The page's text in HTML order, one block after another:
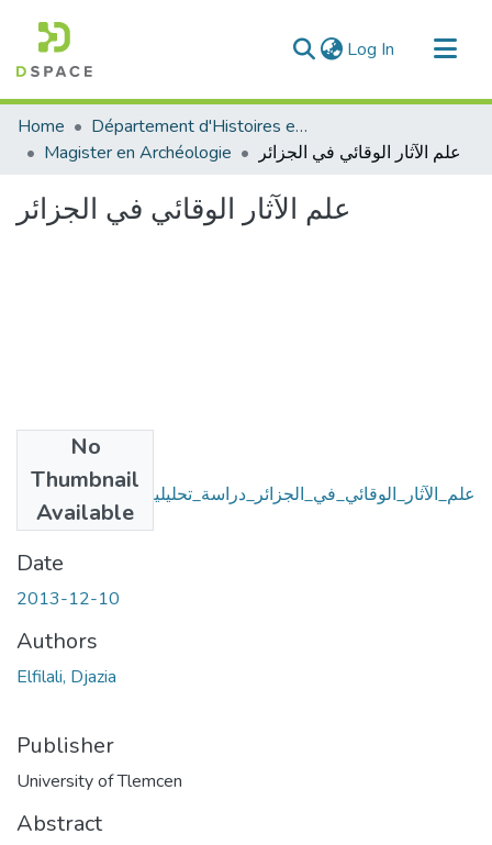
Log In (current)
Communities & Collections
All of DSpace
Home
Département d'Histoires et Arts
Magister en Archéologie
علم الآثار الوقائي في الجزائر
علم الآثار الوقائي في الجزائر
No
Thumbnail
Available
علم_الآثار_الوقائي_في_الجزائر_دراسة_تحليلية_لبوادره_التمهيدية
.pdf(22.89 MB)
Date
2013-12-10
Authors
Elfilali, Djazia
Publisher
University of Tlemcen
Abstract